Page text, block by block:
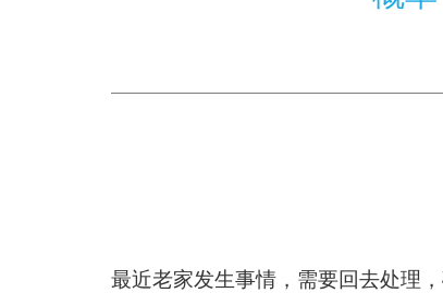
最近老家发生事情，需要回去处理